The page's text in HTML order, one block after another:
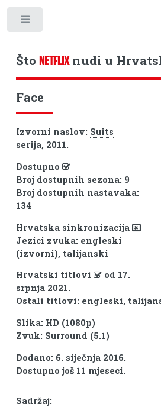
Što NETFLIXnudi u
Face
Izvorni naslov: Suits
serija, 2011.
Dostupno
Broj dostupnih sezona: 9
Broj dostupnih nastavaka:
134
Hrvatska sinkronizacija
Jezici zvuka: engleski
(izvorni), talijanski
Hrvatski titlovi
od 17.
srpnja 2021.
Ostali titlovi: engleski,
Slika: HD (1080p)
Zvuk: Surround (5.1)
Dodano: 6. siječnja 2016.
Dostupno još 11 mjeseci.
Sadržaj: